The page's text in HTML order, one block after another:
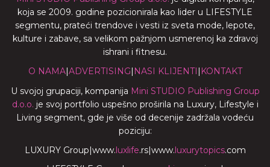
koja se 2009. godine pozicionirala kao lider u LIFESTYLE
segmentu, prateći trendove i vesti iz sveta mode, lepote,
kulture i zabave, sa velikom pažnjom usmerenoj ka zdravoj
ishrani i fitnesu.
O NAMA|ADVERTISING| NASI KLIJENTI | KONTAKT
U svojoj grupaciji, kompanija Mini STUDIO Publishing Group
d.o.o. je svoj portfolio uspešno proširila na Luxury, Lifestyle i
Living segment, gde je više od decenije zadržala vodeću
poziciju:
LUXURY Group|www.luxlife.rs|www.luxurytopics.com